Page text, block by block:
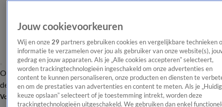
OverzichtAfleveringen Entertainment TV Algemeen
Tip
de redactieNieuwsbrief
Volg Shownieuws
Jouw cookievoorkeuren
Wij en onze 29 partners gebruiken cookies en vergelijkbare technieken
informatie te verzamelen over jou als gebruiker van onze website(s),
gedrag en jouw apparaten. Als je „Alle cookies accepteren” selecteert,
worden trackingtechnologieën ingeschakeld om onze advertenties en
content te kunnen personaliseren, onze producten en diensten te
en om de prestaties van advertenties en content te meten. Als je
keuze opslaan” selecteert of je toestemming intrekt, worden deze
trackingtechnologieën uitgeschakeld. We gebruiken dan enkel